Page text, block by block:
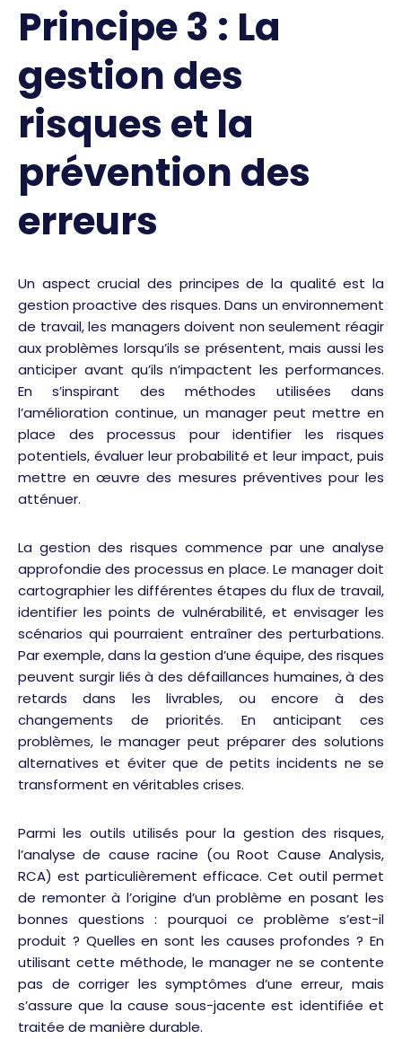
Principe 3 : La
gestion des
risques et la
prévention des
erreurs
Un aspect crucial des principes de la qualité est la
gestion proactive des risques. Dans un environnement
de travail, les managers doivent non seulement réagir
aux problèmes lorsqu’ils se présentent, mais aussi les
anticiper avant qu’ils n’impactent les performances.
En s’inspirant des méthodes utilisées dans
l’amélioration continue, un manager peut mettre en
place des processus pour identifier les risques
potentiels, évaluer leur probabilité et leur impact, puis
mettre en œuvre des mesures préventives pour les
atténuer.
La gestion des risques commence par une analyse
approfondie des processus en place. Le manager doit
cartographier les différentes étapes du flux de travail,
identifier les points de vulnérabilité, et envisager les
scénarios qui pourraient entraîner des perturbations.
Par exemple, dans la gestion d’une équipe, des risques
peuvent surgir liés à des défaillances humaines, à des
retards dans les livrables, ou encore à des
changements de priorités. En anticipant ces
problèmes, le manager peut préparer des solutions
alternatives et éviter que de petits incidents ne se
transforment en véritables crises.
Parmi les outils utilisés pour la gestion des risques,
l’analyse de cause racine (ou Root Cause Analysis,
RCA) est particulièrement efficace. Cet outil permet
de remonter à l’origine d’un problème en posant les
bonnes questions : pourquoi ce problème s’est-il
produit ? Quelles en sont les causes profondes ? En
utilisant cette méthode, le manager ne se contente
pas de corriger les symptômes d’une erreur, mais
s’assure que la cause sous-jacente est identifiée et
traitée de manière durable.